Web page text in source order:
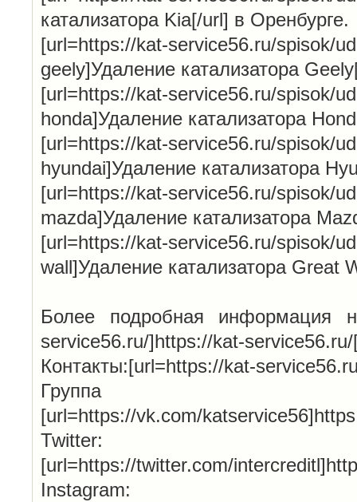
катализатора Kia[/url] в Оренбурге.
[url=https://kat-service56.ru/spisok/
geely]Удаление катализатора
[url=https://kat-service56.ru/spisok/
honda]Удаление катализатора
[url=https://kat-service56.ru/spisok/
hyundai]Удаление катализатора
[url=https://kat-service56.ru/spisok/
mazda]Удаление катализатора
[url=https://kat-service56.ru/spisok/
wall]Удаление катализатора Great
Более подробная информация
service56.ru/]https://kat-
Контакты:[url=https://kat-
[url=https://vk.com/
Twitter:
[url=https://twitter.com/
Instagram: